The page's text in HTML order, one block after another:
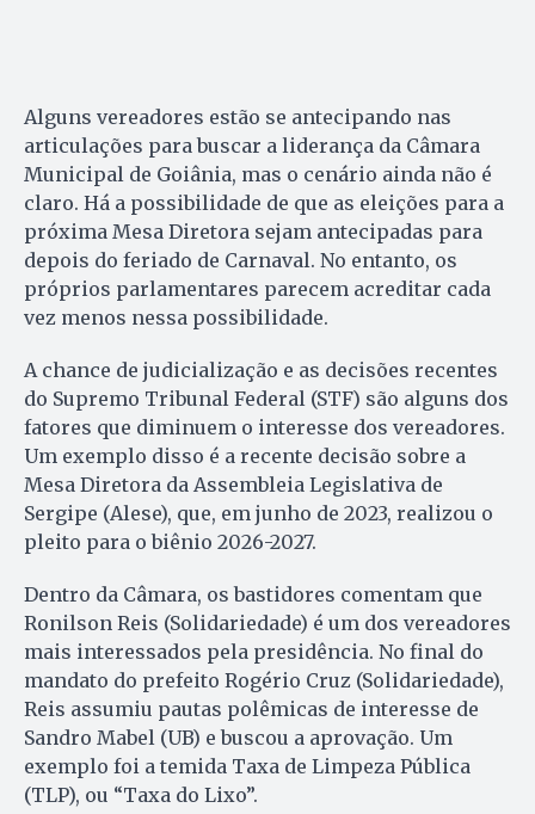
Alguns vereadores estão se antecipando nas
articulações para buscar a liderança da Câmara
Municipal de Goiânia, mas o cenário ainda não é
claro. Há a possibilidade de que as eleições para a
próxima Mesa Diretora sejam antecipadas para
depois do feriado de Carnaval. No entanto, os
próprios parlamentares parecem acreditar cada
vez menos nessa possibilidade.
A chance de judicialização e as decisões recentes
do Supremo Tribunal Federal (STF) são alguns dos
fatores que diminuem o interesse dos vereadores.
Um exemplo disso é a recente decisão sobre a
Mesa Diretora da Assembleia Legislativa de
Sergipe (Alese), que, em junho de 2023, realizou o
pleito para o biênio 2026-2027.
Dentro da Câmara, os bastidores comentam que
Ronilson Reis (Solidariedade) é um dos vereadores
mais interessados pela presidência. No final do
mandato do prefeito Rogério Cruz (Solidariedade),
Reis assumiu pautas polêmicas de interesse de
Sandro Mabel (UB) e buscou a aprovação. Um
exemplo foi a temida Taxa de Limpeza Pública
(TLP), ou “Taxa do Lixo”.